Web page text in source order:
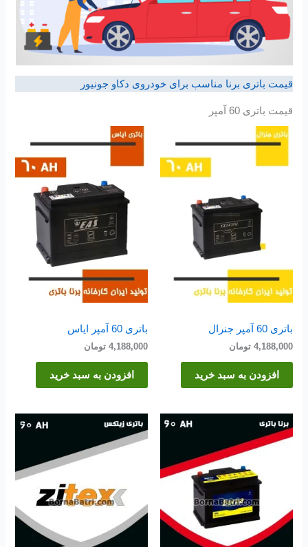
قیمت باتری برنا مناسب برای خودروی دکاو جونیور
قیمت باتری 60 آمپر
باتری 60 آمپر جنرال
4,188,000 تومان
افزودن به سبد خرید
باتری 60 آمپر ایاس
4,188,000 تومان
افزودن به سبد خرید